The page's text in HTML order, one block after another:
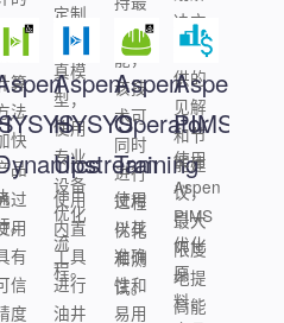
通用
成本
算
法
快
品
。
定制
高保
真模
型，
使用
专业
设备
优化
流
程。
佳性
能，
该技
术可
同时
进行
过程
优化
和测
试。
决方
案提
供的
见解
和节
能建
议，
最大
限度
地提
高能
过
用
有
信
度
Aspen
HYSYS
Upstream
使用
内置
工具
进行
油井
Aspen
Operator
Training
使用
以其
准确
性和
易用
Aspen
PIMS
使用
Aspen
PIMS
优化
原
料、